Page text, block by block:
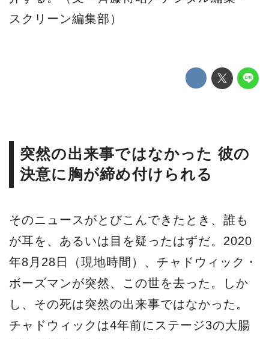
スクリーン編集部）
突然の出来事ではなかった 彼の
決意に胸が締め付けられる
そのニュースがとびこんできたとき、誰も
が耳を、あるいは目を疑ったはずだ。2020
年8月28日（現地時間）、チャドウィック・
ボーズマンが突然、この世を去った。しか
し、その死は突然の出来事ではなかった。
チャドウィックは4年前にステージ3の大腸